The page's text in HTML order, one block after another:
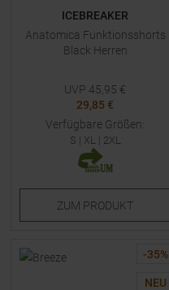
ICEBREAKER
Anatomica Funktionsshorts
Black Herren
UVP 45,95 €
29,85 €
Verfügbare Größen:
S | XL | 2XL
ZUM PRODUKT
-35%
NEU